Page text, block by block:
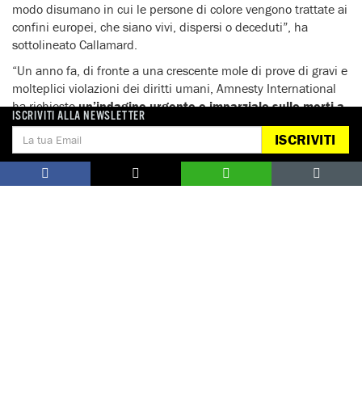
modo disumano in cui le persone di colore vengono trattate ai
confini europei, che siano vivi, dispersi o deceduti”, ha
sottolineato Callamard.
“Un anno fa, di fronte a una crescente mole di prove di gravi e
molteplici violazioni dei diritti umani, Amnesty International
ha richiestoun’indagine urgente e imparziale sulle morti a
Melilla. Dodici mesi dopo, diventa sempre più difficile evitare
la conclusione che ci troviamo di fronte a un
tentativo
deliberatoe concertato di copertura della verità.Le lezioni di
Melilla devono essere apprese
o – come dimostra il
ISCRIVITI ALLA NEWSLETTER
ISCRIVITI